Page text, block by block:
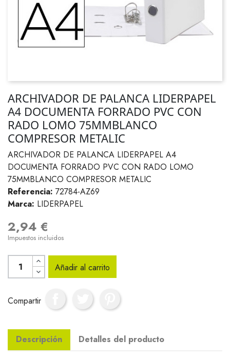
ARCHIVADOR DE PALANCA LIDERPAPEL
A4 DOCUMENTA FORRADO PVC CON
RADO LOMO 75MMBLANCO
COMPRESOR METALIC
ARCHIVADOR DE PALANCA LIDERPAPEL A4
DOCUMENTA FORRADO PVC CON RADO LOMO
75MMBLANCO COMPRESOR METALIC
Referencia: 72784-AZ69
Marca: LIDERPAPEL
2,94 €
Impuestos incluidos
Añadir al carrito
Compartir
Descripción Detalles del producto